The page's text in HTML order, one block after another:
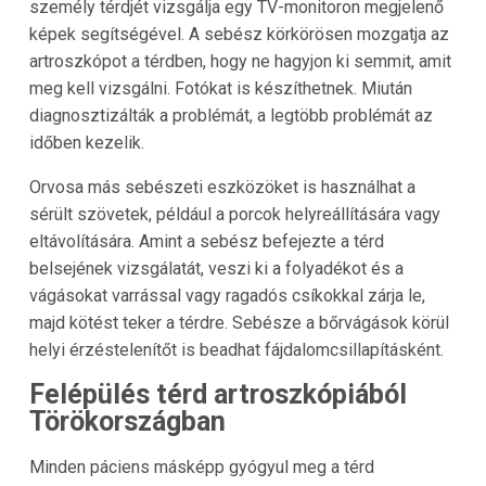
személy térdjét vizsgálja egy TV-monitoron megjelenő
képek segítségével. A sebész körkörösen mozgatja az
artroszkópot a térdben, hogy ne hagyjon ki semmit, amit
meg kell vizsgálni. Fotókat is készíthetnek. Miután
diagnosztizálták a problémát, a legtöbb problémát az
időben kezelik.
Orvosa más sebészeti eszközöket is használhat a
sérült szövetek, például a porcok helyreállítására vagy
eltávolítására. Amint a sebész befejezte a térd
belsejének vizsgálatát, veszi ki a folyadékot és a
vágásokat varrással vagy ragadós csíkokkal zárja le,
majd kötést teker a térdre. Sebésze a bőrvágások körül
helyi érzéstelenítőt is beadhat fájdalomcsillapításként.
Felépülés térd artroszkópiából
Törökországban
Minden páciens másképp gyógyul meg a térd